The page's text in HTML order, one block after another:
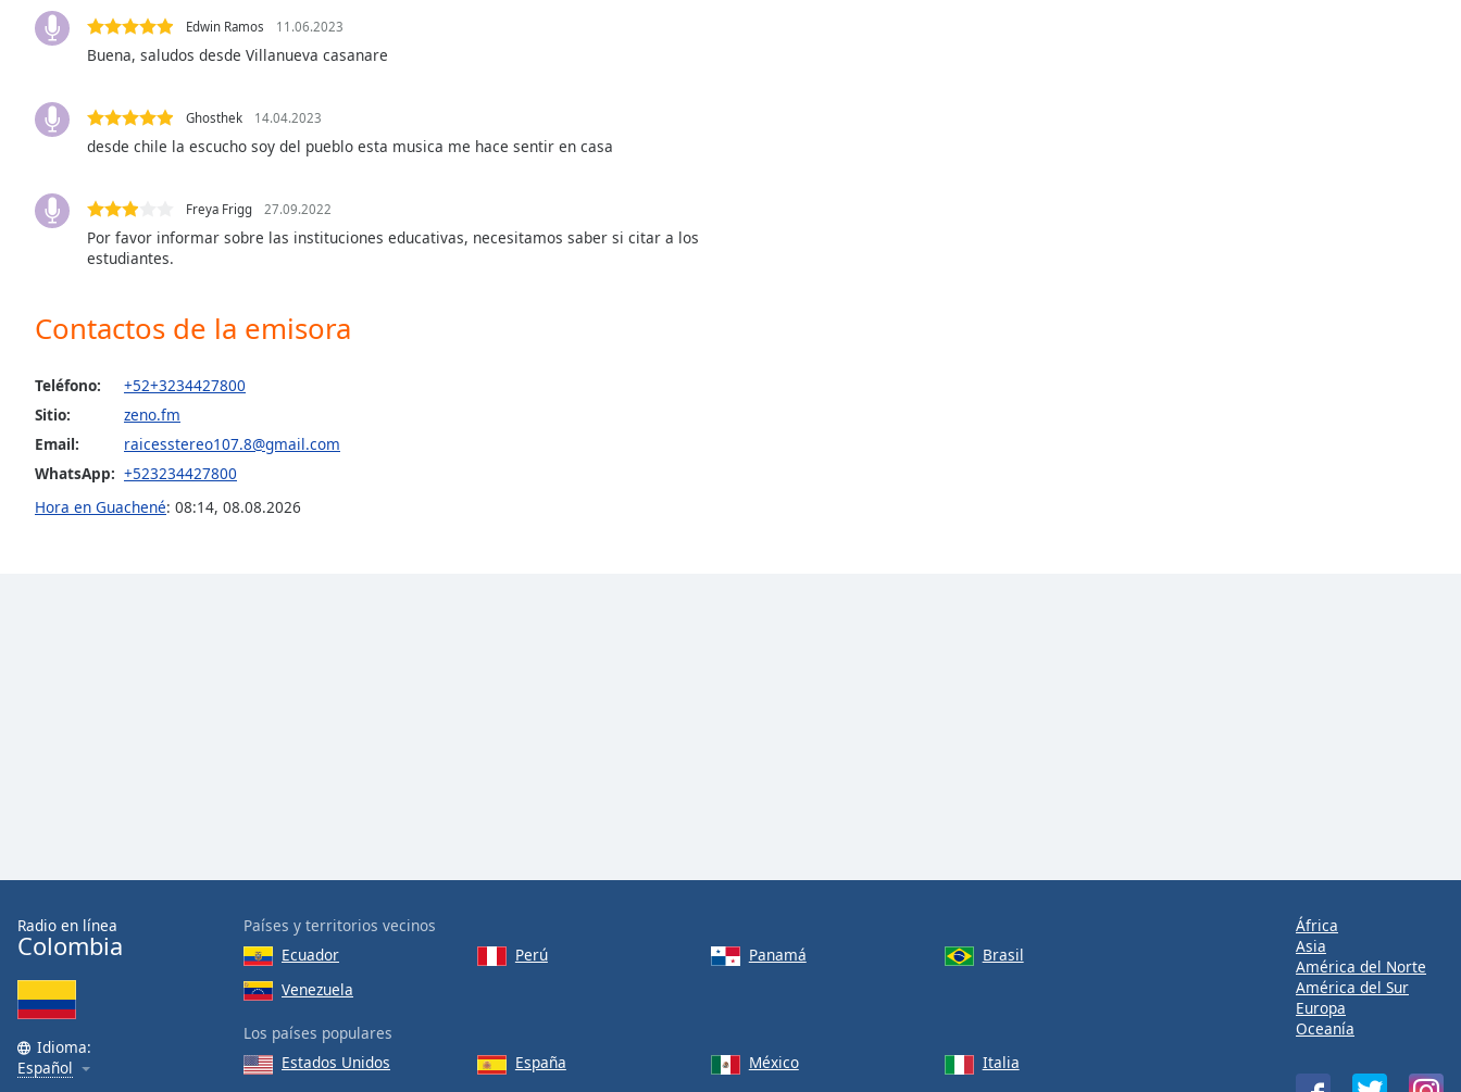
dialog
subtitles
Audio
in-
Picture
modal
Beginning
window.
Escape
Background
Opacity
Caption
Area
Background
Edwin Ramos 11.06.2023
Buena, saludos desde Villanueva casanare
Ghosthek 14.04.2023
desde chile la escucho soy del pueblo esta musica me hace sentir en casa
Freya Frigg 27.09.2022
Por favor informar sobre las instituciones educativas, necesitamos saber si citar a los
estudiantes.
Contactos de la emisora
Teléfono:
+52+3234427800
Sitio:
zeno.fm
Email:
raicesstereo107.8@gmail.com
WhatsApp: +523234427800
Hora en Guachené: 08:14, 08.08.2026
Radio en línea
Colombia
Idioma:
Español
Países y territorios vecinos
Ecuador
Perú Panamá
Brasil
Venezuela
Los países populares
Estados Unidos
España México Italia
África
Asia
América del Norte
América del Sur
Europa
Oceanía